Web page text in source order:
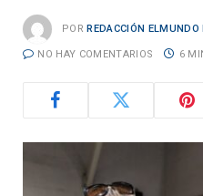
POR REDACCIÓN ELMUNDO
NO HAY COMENTARIOS 6